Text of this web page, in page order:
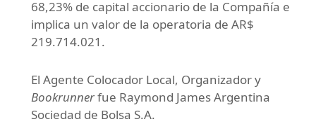
68,23% de capital accionario de la Compañía e
implica un valor de la operatoria de AR$
219.714.021.
El Agente Colocador Local, Organizador y
Bookrunnerfue Raymond James Argentina
Sociedad de Bolsa S.A.